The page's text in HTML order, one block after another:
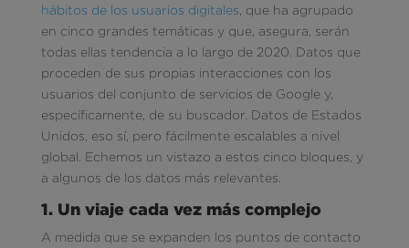
hábitos de los usuarios digitales , que ha agrupado
en cinco grandes temáticas y que, asegura, serán
todas ellas tendencia a lo largo de 2020. Datos que
proceden de sus propias interacciones con los
usuarios del conjunto de servicios de Google y,
específicamente, de su buscador. Datos de Estados
Unidos, eso sí, pero fácilmente escalables a nivel
global. Echemos un vistazo a estos cinco bloques, y
a algunos de los datos más relevantes.
1. Un viaje cada vez más complejo
A medida que se expanden los puntos de contacto